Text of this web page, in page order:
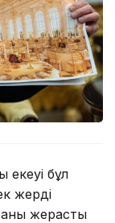
екеуі бұл
жердің
жерасты